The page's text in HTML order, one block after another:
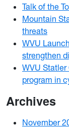
Talk of the
Mountain
threats
WVU
strengthen
WVU Statler
program in
Archives
November